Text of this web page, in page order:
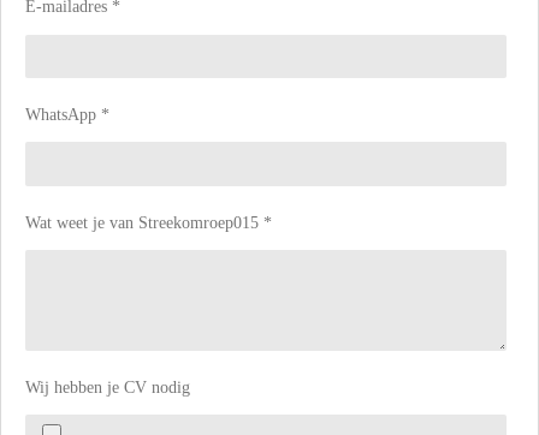
E-mailadres *
WhatsApp *
Wat weet je van Streekomroep015 *
Wij hebben je CV nodig